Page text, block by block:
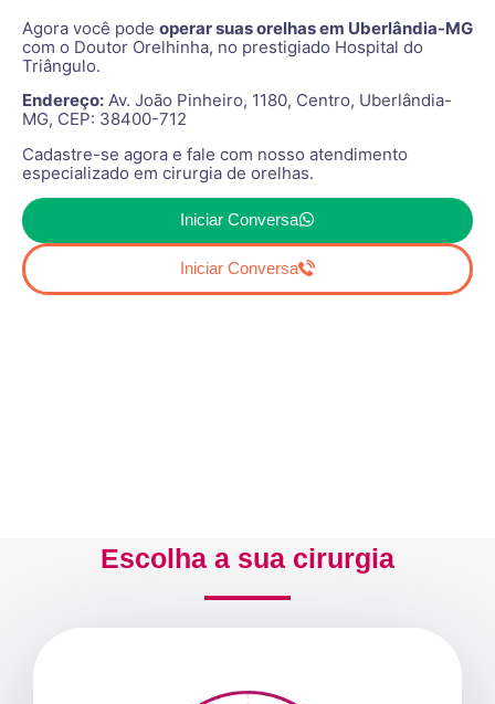
Agora você pode operar suas orelhas em Uberlândia-MG
com o Doutor Orelhinha, no prestigiado Hospital do
Triângulo.
Endereço: Av. João Pinheiro, 1180, Centro, Uberlândia-
MG, CEP: 38400-712
Cadastre-se agora e fale com nosso atendimento
especializado em cirurgia de orelhas.
Iniciar Conversa
Iniciar Conversa
Escolha a sua cirurgia